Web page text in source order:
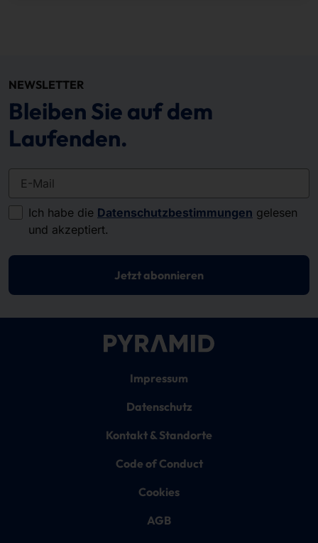
NEWSLETTER
Bleiben Sie auf dem
Laufenden.
Ich habe die Datenschutzbestimmungen gelesen
und akzeptiert.
Jetzt abonnieren
Impressum
Datenschutz
Kontakt & Standorte
Code of Conduct
Cookies
AGB